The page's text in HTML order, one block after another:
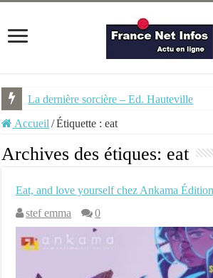
La dernière sorcière – Ed. Hauteville
Accueil /Étiquette :eat
Archives des étiques: eat
Eat, and love yourself chez Ankama
stef emma
0